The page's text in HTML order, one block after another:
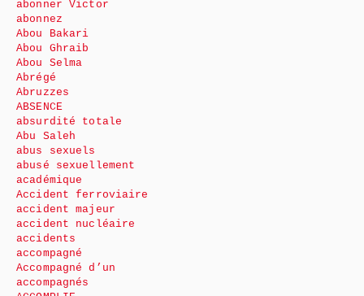
abonner Victor
abonnez
Abou Bakari
Abou Ghraib
Abou Selma
Abrégé
Abruzzes
ABSENCE
absurdité totale
Abu Saleh
abus sexuels
abusé sexuellement
académique
Accident ferroviaire
accident majeur
accident nucléaire
accidents
accompagné
Accompagné d’un
accompagnés